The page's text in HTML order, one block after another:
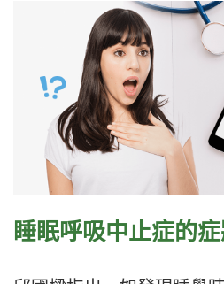
睡眠呼吸中止症的